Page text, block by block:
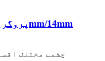
چشمے مختلف